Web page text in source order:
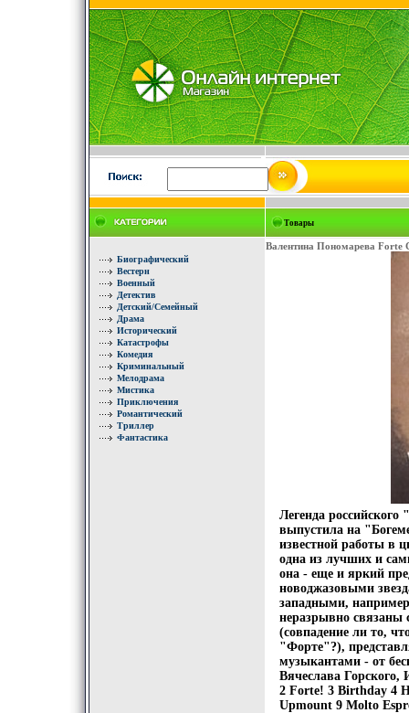
Биографический
Вестерн
Военный
Детектив
Детский/Семейный
Драма
Исторический
Катастрофы
Комедия
Криминальный
Мелодрама
Мистика
Приключения
Романтический
Триллер
Фантастика
Товары
Валентина Пономарева Forte
Легенда
выпустила на
известной работы в
одна из лучших и
она - еще и яркий
новоджазовыми
западными,
неразрывно
(совпадение ли то,
"Форте"?),
музыкантами - от
Вячеслава
2 Forte! 3 Birthday 4
Upmount 9 Molto